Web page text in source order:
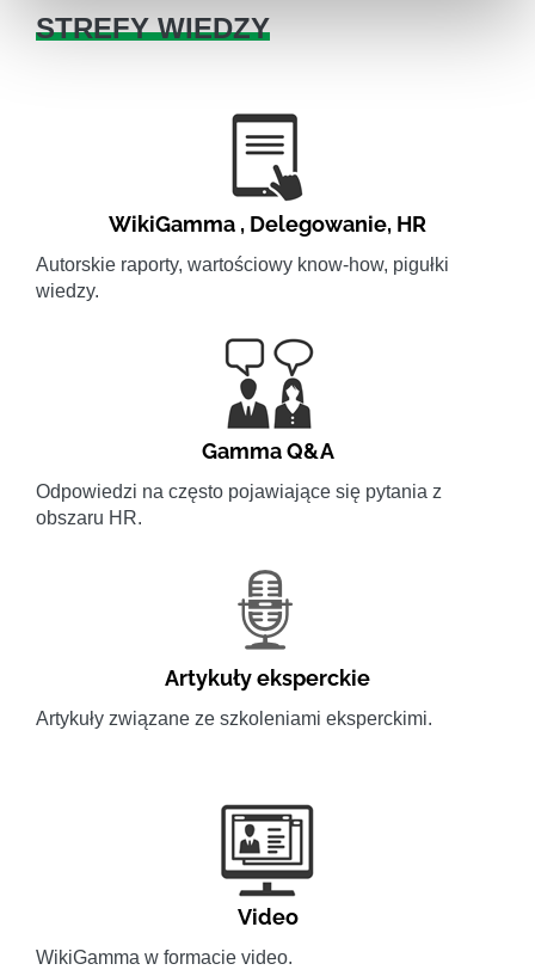
STREFY WIEDZY
WikiGamma , Delegowanie, HR
Autorskie raporty, wartościowy know-how, pigułki
wiedzy.
Gamma Q&A
Odpowiedzi na często pojawiające się pytania z
obszaru HR.
Artykuły eksperckie
Artykuły związane ze szkoleniami eksperckimi.
Video
WikiGamma w formacie video.